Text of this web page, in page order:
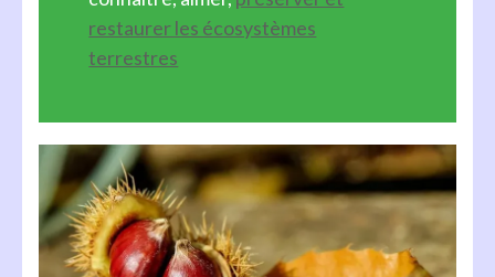
restaurer les écosystèmes
terrestres